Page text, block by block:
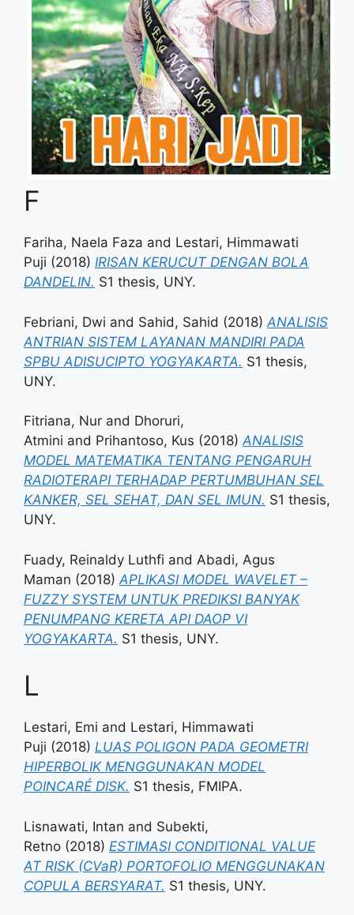
F
Fariha, Naela Faza and Lestari, Himmawati
Puji (2018) IRISAN KERUCUT DENGAN BOLA
DANDELIN. S1 thesis, UNY.
Febriani, Dwi and Sahid, Sahid (2018) ANALISIS
ANTRIAN SISTEM LAYANAN MANDIRI PADA
SPBU ADISUCIPTO YOGYAKARTA. S1 thesis,
UNY.
Fitriana, Nur and Dhoruri,
Atmini and Prihantoso, Kus (2018)ANALISIS
MODEL MATEMATIKA TENTANG PENGARUH
RADIOTERAPI TERHADAP PERTUMBUHAN SEL
KANKER, SEL SEHAT, DAN SEL IMUN. S1 thesis,
UNY.
Fuady, Reinaldy Luthfi and Abadi, Agus
Maman (2018) APLIKASI MODEL WAVELET –
FUZZY SYSTEM UNTUK PREDIKSI BANYAK
PENUMPANG KERETA API DAOP VI
YOGYAKARTA. S1 thesis, UNY.
L
Lestari, Emi and Lestari, Himmawati
Puji (2018) LUAS POLIGON PADA GEOMETRI
HIPERBOLIK MENGGUNAKAN MODEL
POINCARÉ DISK. S1 thesis, FMIPA.
Lisnawati, Intan and Subekti,
Retno (2018) ESTIMASI CONDITIONAL VALUE
AT RISK (CVaR) PORTOFOLIO MENGGUNAKAN
COPULA BERSYARAT. S1 thesis, UNY.